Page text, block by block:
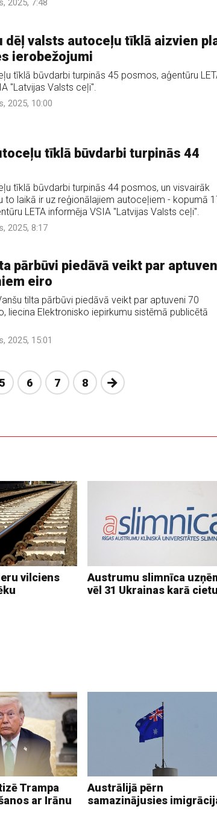
2025, 7:48
dēļ valsts autoceļu tīklā aizvien
ierobežojumi
tīklā būvdarbi turpinās 45 posmos, aģentūru
"Latvijas Valsts ceļi".
2025, 10:00
tīklā būvdarbi turpinās 44
tīklā būvdarbi turpinās 44 posmos, un visvairāk
to laikā ir uz reģionālajiem autoceļiem - kopumā
LETA informēja VSIA "Latvijas Valsts ceļi".
2025, 8:17
pārbūvi piedāvā veikt par
eiro
tilta pārbūvi piedāvā veikt par aptuveni 70
liecina Elektronisko iepirkumu sistēmā publicētā
2025, 15:01
5 6 7 8 Nākošā
vilciens
Austrumu slimnīca
vēl 31 Ukrainas karā
Trampa
ar Irānu
Austrālijā pērn
samazinājusies